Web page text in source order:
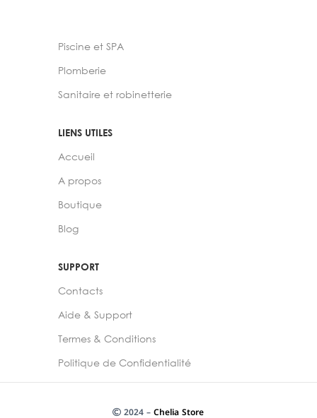
Piscine et SPA
Plomberie
Sanitaire et robinetterie
LIENS UTILES
Accueil
A propos
Boutique
Blog
SUPPORT
Contacts
Aide & Support
Termes & Conditions
Politique de Confidentialité
2024 –Chelia Store